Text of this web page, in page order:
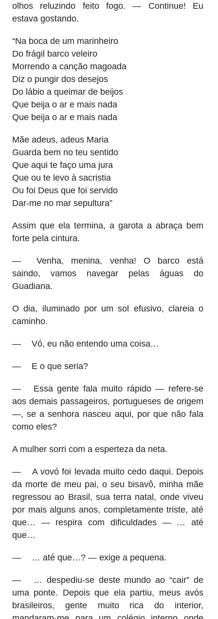
olhos reluzindo feito fogo. — Continue! Eu
estava gostando.
“Na boca de um marinheiro
Do frágil barco veleiro
Morrendo a canção magoada
Diz o pungir dos desejos
Do lábio a queimar de beijos
Que beija o ar e mais nada
Que beija o ar e mais nada
Mãe adeus, adeus Maria
Guarda bem no teu sentido
Que aqui te faço uma jura
Que ou te levo à sacristia
Ou foi Deus que foi servido
Dar-me no mar sepultura”
Assim que ela termina, a garota a abraça bem
forte pela cintura.
—
Venha, menina, venha! O barco está
saindo, vamos navegar pelas águas do
Guadiana.
O dia, iluminado por um sol efusivo, clareia o
caminho.
— Vó, eu não entendo uma coisa…
— E o que seria?
—
Essa gente fala muito rápido — refere-se
aos demais passageiros, portugueses de origem
—, se a senhora nasceu aqui, por que não fala
como eles?
A mulher sorri com a esperteza da neta.
—
A vovó foi levada muito cedo daqui. Depois
da morte de meu pai, o seu bisavô, minha mãe
regressou ao Brasil, sua terra natal, onde viveu
por mais alguns anos, completamente triste, até
que… — respira com dificuldades — … até
que…
— … até que…? — exige a pequena.
—
… despediu-se deste mundo ao “cair” de
uma ponte. Depois que ela partiu, meus avós
brasileiros, gente muito rica do interior,